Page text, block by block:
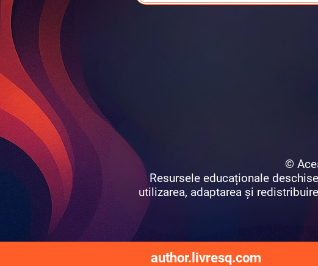
©
Resursele educaționale
utilizarea, adaptarea și
author.livresq.com